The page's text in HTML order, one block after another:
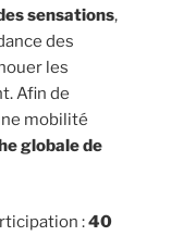
sensations,
des
les
Afin de
mobilité
globale de
:40